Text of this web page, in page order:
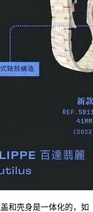
和壳身是一体化的，如